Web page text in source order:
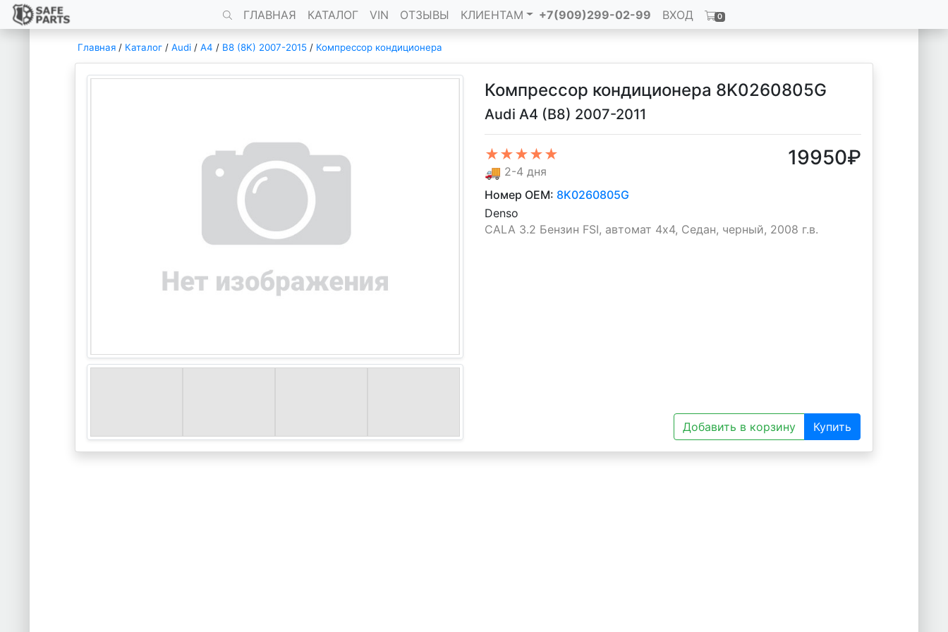
ГЛАВНАЯ КАТАЛОГ VIN ОТЗЫВЫ КЛИЕНТАМ +7(909)299-02-99 ВХОД 0
Главная / Каталог / Audi / A4 / B8 (8K) 2007-2015 / Компрессор кондиционера
Компрессор кондиционера 8K0260805G
Audi A4 (B8) 2007-2011
★★★★★
🚚 2-4 дня
19950₽
Номер OEM: 8K0260805G
Denso
CALA 3.2 Бензин FSI, автомат 4х4, Седан, черный, 2008 г.в.
Добавить в корзину Купить